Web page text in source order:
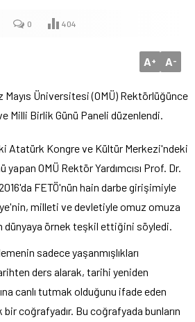
0 404
A+ A-
Mayıs Üniversitesi (OMÜ) Rektörlüğünce
Milli Birlik Günü Paneli düzenlendi.
Atatürk Kongre ve Kültür Merkezi'ndeki
OMÜ Rektör Yardımcısı Prof. Dr.
FETÖ'nün hain darbe girişimiyle
milleti ve devletiyle omuz omuza
örnek teşkil ettiğini söyledi.
sadece yaşanmışlıkları
ders alarak, tarihi yeniden
canlı tutmak olduğunu ifade eden
coğrafyadır. Bu coğrafyada bunların